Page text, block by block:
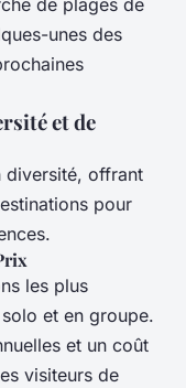
de plages de
unes des
et de
diversité, offrant
pour
les plus
et en groupe.
et un coût
visiteurs de